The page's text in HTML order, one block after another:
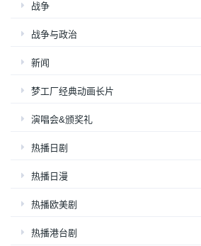
战争
战争与政治
新闻
梦工厂经典动画长片
演唱会&颁奖礼
热播日剧
热播日漫
热播欧美剧
热播港台剧